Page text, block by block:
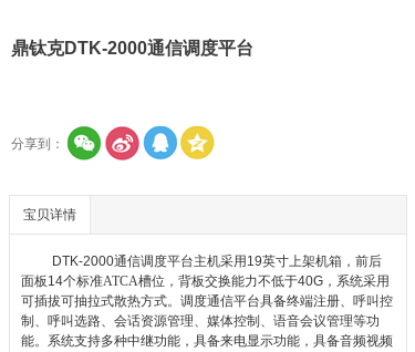
鼎钛克DTK-2000通信调度平台
分享到：
宝贝详情
DTK-2000通信调度平台主机采用 19英寸上架机箱，前后
面板14个标准ATCA槽位，背板交换能力不低于40G，系统采用
可插拔可抽拉式散热方式。调度通信平台具备终端注册、呼叫控
制、呼叫选路、会话资源管理、媒体控制、语音会议管理等功
能。系统支持多种中继功能，具备来电显示功能，具备音频视频